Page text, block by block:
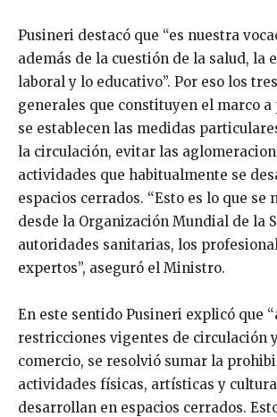
Pusineri destacó que “es nuestra
además de la cuestión de la salud, la
laboral y lo educativo”. Por eso los
generales que constituyen el marco
se establecen las medidas
la circulación, evitar las
actividades que habitualmente se
espacios cerrados. “Esto es lo que se
desde la Organización Mundial de la
autoridades sanitarias, los
expertos”, aseguró el Ministro.
En este sentido Pusineri explicó que
restricciones vigentes de circulación
comercio, se resolvió sumar la
actividades físicas, artísticas y
desarrollan en espacios cerrados.